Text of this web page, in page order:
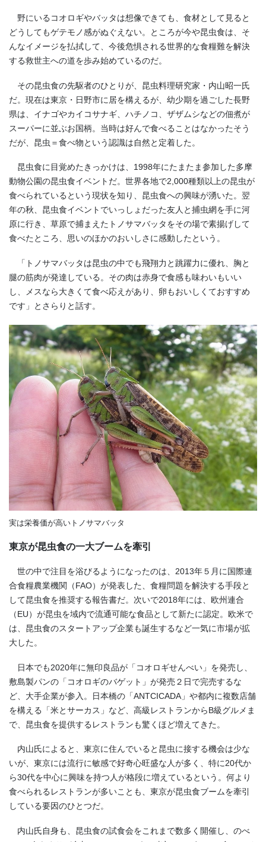
野にいるコオロギやバッタは想像できても、食材として見ると
どうしてもゲテモノ感がぬぐえない。ところが今や昆虫食は、そ
んなイメージを払拭して、今後危惧される世界的な食糧難を解決
する救世主への道を歩み始めているのだ。
その昆虫食の先駆者のひとりが、昆虫料理研究家・内山昭一氏
だ。現在は東京・日野市に居を構えるが、幼少期を過ごした長野
県は、イナゴやカイコサナギ、ハチノコ、ザザムシなどの佃煮が
スーパーに並ぶお国柄。当時は好んで食べることはなかったそう
だが、昆虫＝食べ物という認識は自然と定着した。
昆虫食に目覚めたきっかけは、 1998年にたまたま参加した多摩
動物公園の昆虫食イベントだ。世界各地で2,000種類以上の昆虫が
食べられているという現状を知り、昆虫食への興味が湧いた。翌
年の秋、昆虫食イベントでいっしょだった友人と捕虫網を手に河
原に行き、草原で捕まえたトノサマバッタをその場で素揚げして
食べたところ、思いのほかのおいしさに感動したという。
「トノサマバッタは昆虫の中でも飛翔力と跳躍力に優れ、胸と
腿の筋肉が発達している。その肉は赤身で食感も味わいもいい
し、メスなら大きくて食べ応えがあり、卵もおいしくておすすめ
です」とさらりと話す。
実は栄養価が高いトノサマバッタ
東京が昆虫食の一大ブームを牽引
世の中で注目を浴びるようになったのは、 2013年５月に国際連
合食糧農業機関（FAO）が発表した、食糧問題を解決する手段と
して昆虫食を推奨する報告書だ。次いで2018年には、欧州連合
（EU）が昆虫を域内で流通可能な食品として新たに認定。欧米で
は、昆虫食のスタートアップ企業も誕生するなど一気に市場が拡
大した。
日本でも2020年に無印良品が「コオロギせんべい」を発売し、
敷島製パンの「コオロギのバゲット」が発売２日で完売するな
ど、大手企業が参入。日本橋の「ANTCICADA 」や都内に複数店舗
を構える「米とサーカス」など、高級レストランからB級グルメま
で、昆虫食を提供するレストランも驚くほど増えてきた。
内山氏によると、東京に住んでいると昆虫に接する機会は少な
いが、東京には流行に敏感で好奇心旺盛な人が多く、特に20代か
ら30代を中心に興味を持つ人が格段に増えているという。何より
食べられるレストランが多いことも、東京が昆虫食ブームを牽引
している要因のひとつだ。
内山氏自身も、昆虫食の試食会をこれまで数多く開催し、のべ